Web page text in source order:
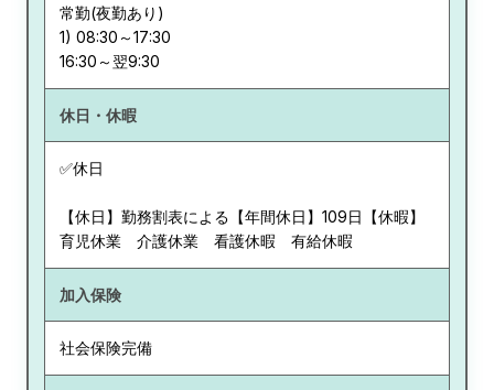
常勤(夜勤あり)
1) 08:30～17:30
休日・休暇
✅休日
【休日】勤務割表による【年間休日】109日【休暇】
育児休業 介護休業 看護休暇 有給休暇
加入保険
社会保険完備